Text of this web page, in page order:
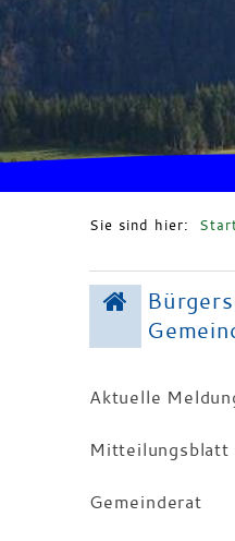
Sie sind hier:
Aktuelle
Mitteilungsblatt
Gemeinderat